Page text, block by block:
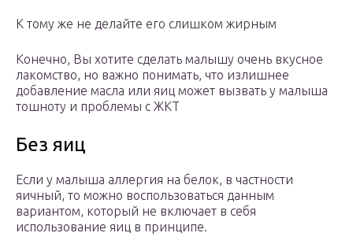
К тому же не делайте его слишком жирным
Конечно, Вы хотите сделать малышу очень вкусное
лакомство, но важно понимать, что излишнее
добавление масла или яиц может вызвать у малыша
тошноту и проблемы с ЖКТ
Без яиц
Если у малыша аллергия на белок, в частности
яичный, то можно воспользоваться данным
вариантом, который не включает в себя
использование яиц в принципе.